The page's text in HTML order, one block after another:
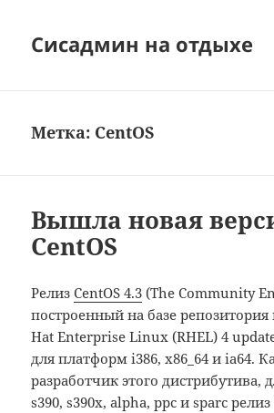
Сисадмин на отдыхе
Метка: CentOS
Вышла новая
CentOS
РелизCentOS 4.3 (The Community
построенный на базе репозитория
Hat Enterprise Linux (RHEL) 4
для платформ i386, x86_64 и ia64.
разработчик этого дистрибутива,
s390, s390x, alpha, ppc и sparc релиз